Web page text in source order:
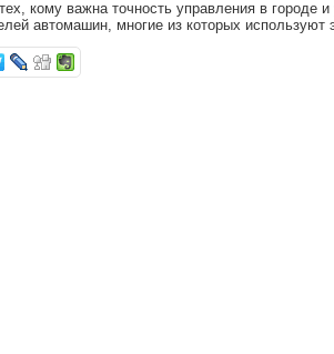
кому важна точность управления в
автомашин, многие из которых